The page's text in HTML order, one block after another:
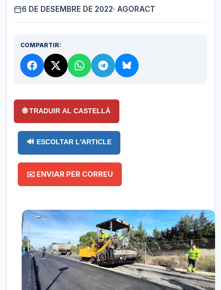
6 DE DESEMBRE DE 2022· AGORACT
COMPARTIR:
🌐 TRADUIR AL CASTELLÀ
🔊 ESCOLTAR L'ARTICLE
✉️ ENVIAR PER CORREU